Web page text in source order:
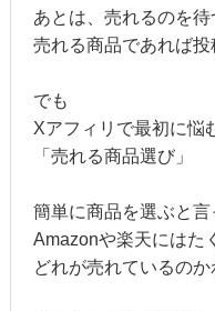
あとは、売れるのを待
売れる商品であれば
でも
Xアフィリで最初に悩
「売れる商品選び」
簡単に商品を選ぶと言
Amazonや楽天にはた
どれが売れているのか